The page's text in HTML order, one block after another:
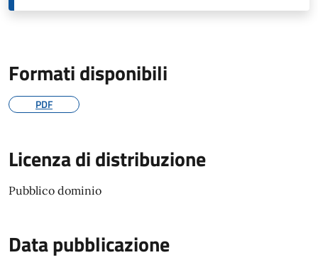
Formati disponibili
PDF
Licenza di distribuzione
Pubblico dominio
Data pubblicazione